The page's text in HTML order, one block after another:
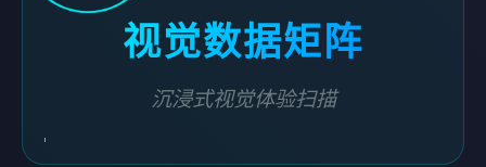
视觉数据矩阵
沉浸式视觉体验扫描